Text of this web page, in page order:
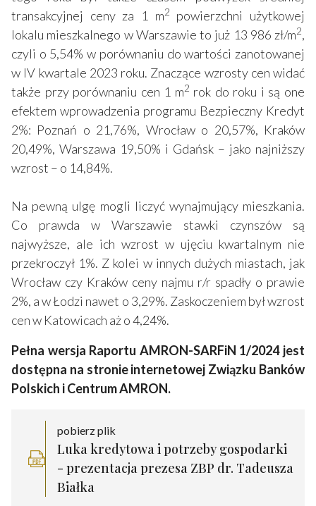
transakcyjnej ceny za 1 m2
powierzchni użytkowej
lokalu mieszkalnego w Warszawie to już 13 986 zł/m2,
czyli o 5,54% w porównaniu do wartości zanotowanej
w IV kwartale 2023 roku. Znaczące wzrosty cen widać
także przy porównaniu cen 1 m2 rok do roku i są one
efektem wprowadzenia programu Bezpieczny Kredyt
2%: Poznań o 21,76%, Wrocław o 20,57%, Kraków
20,49%, Warszawa 19,50% i Gdańsk – jako najniższy
wzrost – o 14,84%.
Na pewną ulgę mogli liczyć wynajmujący mieszkania.
Co prawda w Warszawie stawki czynszów są
najwyższe, ale ich wzrost w ujęciu kwartalnym nie
przekroczył 1%. Z kolei w innych dużych miastach, jak
Wrocław czy Kraków ceny najmu r/r spadły o prawie
2%, a w Łodzi nawet o 3,29%. Zaskoczeniem był wzrost
cen w Katowicach aż o 4,24%.
Pełna wersja Raportu AMRON-SARFiN 1/2024 jest
dostępna na stronie internetowej Związku Banków
Polskich i Centrum AMRON.
pobierz plik
Luka kredytowa i potrzeby gospodarki
- prezentacja prezesa ZBP dr. Tadeusza
Białka